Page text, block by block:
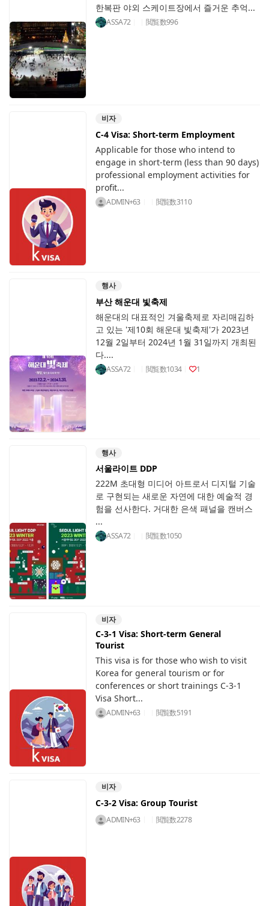
한복판 야외 스케이트장에서 즐거운 추억...
ASSA72 閲覧数996
비자
C-4 Visa: Short-term Employment
Applicable for those who intend to
engage in short-term (less than 90 days)
professional employment activities for
profit...
ADMIN+63 閲覧数3110
행사
부산 해운대 빛축제
해운대의 대표적인 겨울축제로 자리매김하
고 있는 '제10회 해운대 빛축제'가 2023년
12월 2일부터 2024년 1월 31일까지 개최된
다....
ASSA72 閲覧数1034 1
행사
서울라이트 DDP
222M 초대형 미디어 아트로서 디지털 기술
로 구현되는 새로운 자연에 대한 예술적 경
험을 선사한다. 거대한 은색 패널을 캔버스
...
ASSA72 閲覧数1050
비자
C-3-1 Visa: Short-term General
Tourist
This visa is for those who wish to visit
Korea for general tourism or for
conferences or short trainings C-3-1
Visa Short...
ADMIN+63 閲覧数5191
비자
C-3-2 Visa: Group Tourist
ADMIN+63 閲覧数2278